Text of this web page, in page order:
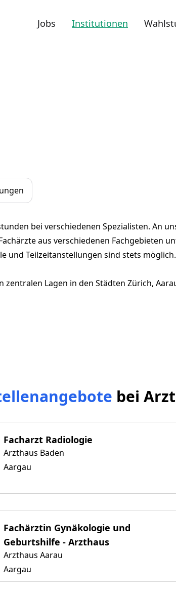
Jobs Institutionen
bei verschiedenen Spezialisten. An
aus verschiedenen Fachgebieten
und Teilzeitanstellungen sind stets
Lagen in den Städten Zürich,
bei
Facharzt Radiologie
Arzthaus Baden
Aargau
Fachärztin Gynäkologie und
Geburtshilfe - Arzthaus
Arzthaus Aarau
Aargau